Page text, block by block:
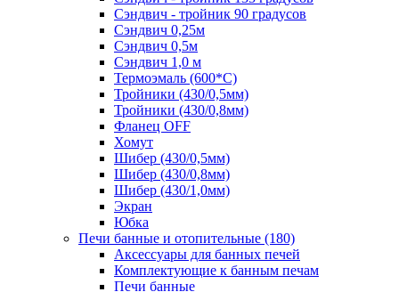
Сэндвич - тройник 90 градусов
Сэндвич 0,25м
Сэндвич 0,5м
Сэндвич 1,0 м
Термоэмаль (600*С)
Тройники (430/0,5мм)
Тройники (430/0,8мм)
Фланец OFF
Хомут
Шибер (430/0,5мм)
Шибер (430/0,8мм)
Шибер (430/1,0мм)
Экран
Юбка
Печи банные и отопительные (180)
Аксессуары для банных печей
Комплектующие к банным печам
Печи банные